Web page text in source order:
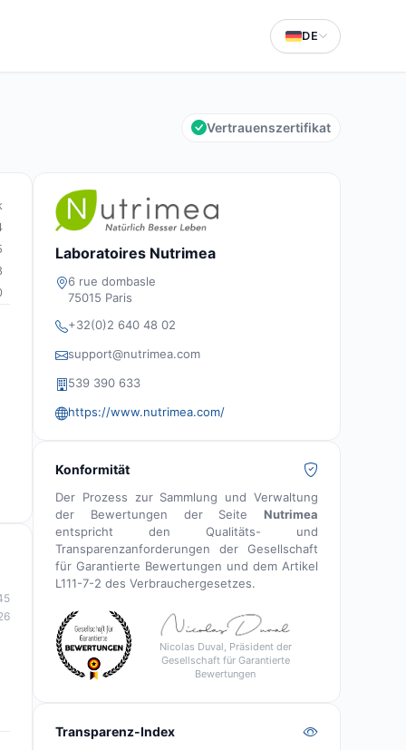
DE
Vertrauenszertifikat
Laboratoires Nutrimea
6 rue dombasle
75015 Paris
+32(0)2 640 48 02
support@nutrimea.com
539 390 633
https://www.nutrimea.com/
Konformität
Der Prozess zur Sammlung und Verwaltung
der Bewertungen der Seite Nutrimea
entspricht den Qualitäts- und
Transparenzanforderungen der Gesellschaft
für Garantierte Bewertungen und dem Artikel
L111-7-2 des Verbrauchergesetzes.
Nicolas Duval, Präsident der
Gesellschaft für Garantierte
Bewertungen
Transparenz-Index